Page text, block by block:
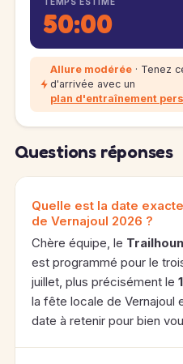
50:00
Allure modérée · Tenez
d'arrivée avec un
plan d'entraînement
Questions réponses
Quelle est la date
de Vernajoul 2026 ?
Chère équipe, le
est programmé pour le
juillet, plus précisément le
la fête locale de Vernajoul
date à retenir pour bien